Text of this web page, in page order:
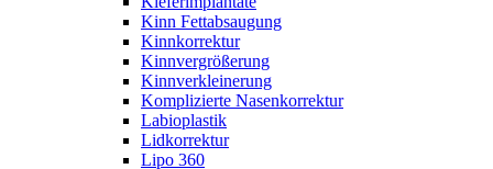
Kinn Fettabsaugung
Kinnkorrektur
Kinnvergrößerung
Kinnverkleinerung
Komplizierte Nasenkorrektur
Labioplastik
Lidkorrektur
Lipo 360